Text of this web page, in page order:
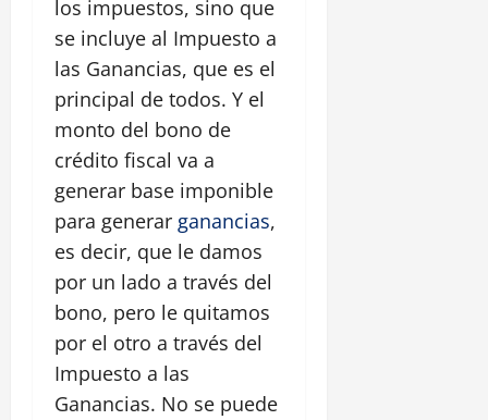
los impuestos, sino que
se incluye al Impuesto a
las Ganancias, que es el
principal de todos. Y el
monto del bono de
crédito fiscal va a
generar base imponible
para generar ganancias,
es decir, que le damos
por un lado a través del
bono, pero le quitamos
por el otro a través del
Impuesto a las
Ganancias. No se puede